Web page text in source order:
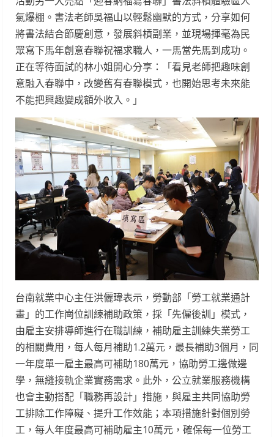
氣爆棚。書法老師吳福山以輕鬆幽默的方式，分享如何
將書法結合節慶創意，發展斜槓副業，並現場揮毫為民
眾寫下馬年創意春聯祝福求職人，一馬當先馬到成功。
正在等待面試的林小姐開心分享：「看見老師把趣味創
意融入春聯中，改變舊有春聯模式，也開始思考未來能
不能把興趣變成額外收入。」
台南就業中心主任洪儷瑋表示，勞動部「勞工就業通計
畫」的工作崗位訓練補助政策，採「先僱後訓」模式，
由雇主安排導師進行在職訓練，補助雇主訓練失業勞工
的相關費用，每人每月補助1.2萬元，最長補助3個月，同
一年度單一雇主最高可補助180萬元，協助勞工邊做邊
學，無縫接軌企業實務需求。此外，公立就業服務機構
也會主動搭配「職務再設計」措施，與雇主共同協助勞
工排除工作障礙、提升工作效能；本項措施針對個別勞
工，每人年度最高可補助雇主10萬元，確保每一位勞工